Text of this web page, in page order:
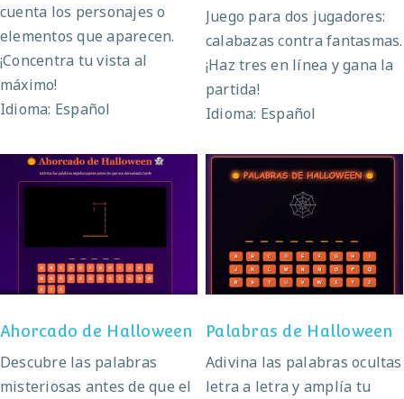
cuenta los personajes o
elementos que aparecen.
¡Concentra tu vista al
máximo!
Idioma: Español
Juego para dos jugadores:
calabazas contra fantasmas.
¡Haz tres en línea y gana la
partida!
Idioma: Español
Ahorcado de
Halloween
Ahorcado de Halloween
Descubre las palabras
misteriosas antes de que el
Palabras de
Halloween
Palabras de Halloween
Adivina las palabras ocultas
letra a letra y amplía tu